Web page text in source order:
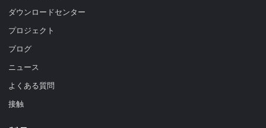
ダウンロードセンター
プロジェクト
ブログ
ニュース
よくある質問
接触